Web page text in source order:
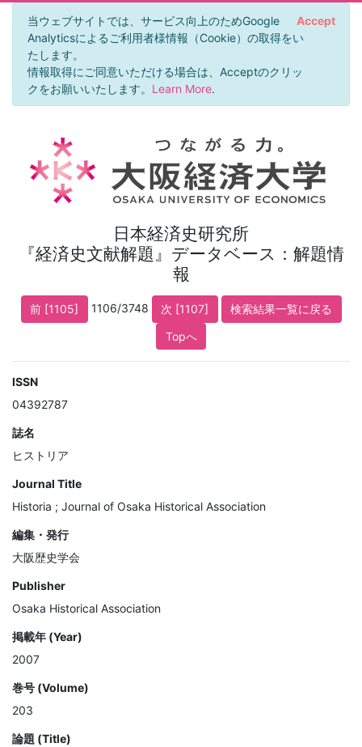
当ウェブサイトでは、サービス向上のためGoogle
Analyticsによるご利用者様情報（Cookie）の取得をい
たします。
情報取得にご同意いただける場合は、Acceptのクリッ
クをお願いいたします。 Learn More.
Accept
日本経済史研究所
『経済史文献解題』データベース：解題情
報
前 [1105] 1106/3748 次 [1107]
検索結果一覧に戻る
Topへ
ISSN
04392787
誌名
ヒストリア
Journal Title
Historia ; Journal of Osaka Historical Association
編集・発行
大阪歴史学会
Publisher
Osaka Historical Association
掲載年 (Year)
2007
巻号 (Volume)
203
論題 (Title)